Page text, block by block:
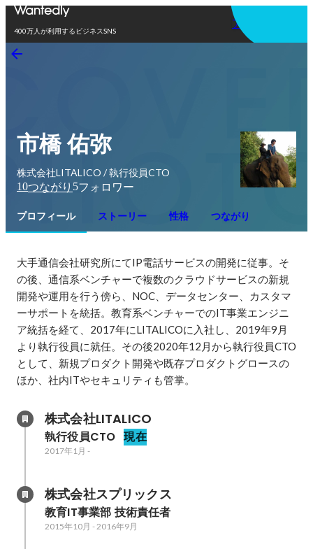
400万人が利用するビジネスSNS
アプリを使う
市橋 佑弥
株式会社LITALICO / 執行役員CTO
10つながり 5フォロワー
プロフィール ストーリー 性格 つながり
大手通信会社研究所にてIP電話サービスの開発に従事。そ
の後、通信系ベンチャーで複数のクラウドサービスの新規
開発や運用を行う傍ら、NOC、データセンター、カスタマ
ーサポートを統括。教育系ベンチャーでのIT事業エンジニ
ア統括を経て、2017年にLITALICOに入社し、2019年9月
より執行役員に就任。その後2020年12月から執行役員CTO
として、新規プロダクト開発や既存プロダクトグロースの
ほか、社内ITやセキュリティも管掌。
株式会社LITALICO
執行役員CTO 現在
2017年1月 -
株式会社スプリックス
教育IT事業部 技術責任者
2015年10月 -2016年9月